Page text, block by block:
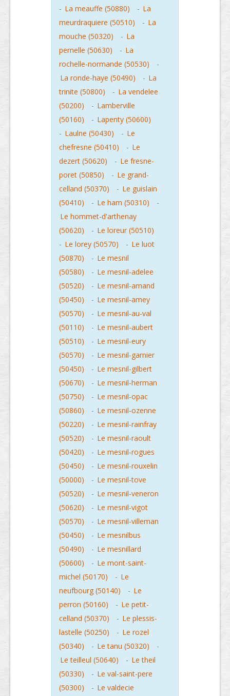
- La meauffe (50880) - La
meurdraquiere (50510)
- La
mouche (50320)
- La
pernelle (50630)
- La
rochelle-normande (50530)
-
La ronde-haye (50490)
- La
trinite (50800)
- La vendelee
(50200)
- Lamberville
(50160)
- Lapenty (50600)
- Laulne (50430) - Le
chefresne (50410)
- Le
dezert (50620)
- Le fresne-
poret (50850)
- Le grand-
celland (50370)
- Le guislain
(50410)
- Le ham (50310)
-
Le hommet-d'arthenay
(50620)
- Le loreur (50510)
- Le lorey (50570) - Le luot
(50870)
- Le mesnil
(50580)
- Le mesnil-adelee
(50520)
- Le mesnil-amand
(50450)
- Le mesnil-amey
(50570)
- Le mesnil-au-val
(50110)
- Le mesnil-aubert
(50510)
- Le mesnil-eury
(50570)
- Le mesnil-garnier
(50450)
- Le mesnil-gilbert
(50670)
- Le mesnil-herman
(50750)
- Le mesnil-opac
(50860)
- Le mesnil-ozenne
(50220)
- Le mesnil-rainfray
(50520)
- Le mesnil-raoult
(50420)
- Le mesnil-rogues
(50450)
- Le mesnil-rouxelin
(50000)
- Le mesnil-tove
(50520)
- Le mesnil-veneron
(50620)
- Le mesnil-vigot
(50570)
- Le mesnil-villeman
(50450)
- Le mesnilbus
(50490)
- Le mesnillard
(50600)
- Le mont-saint-
michel (50170)
- Le
neufbourg (50140)
- Le
perron (50160)
- Le petit-
celland (50370)
- Le plessis-
lastelle (50250)
- Le rozel
(50340)
- Le tanu (50320)
-
Le teilleul (50640)
- Le theil
(50330)
- Le val-saint-pere
(50300)
- Le valdecie